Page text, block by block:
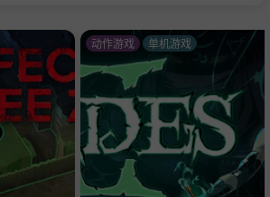
动作游戏 单机游戏